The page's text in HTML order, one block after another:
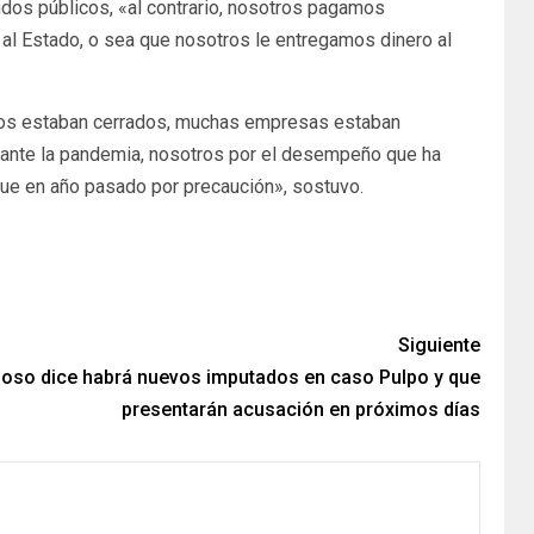
públicos, «al contrario, nosotros pagamos
Estado, o sea que nosotros le entregamos dinero al
estaban cerrados, muchas empresas estaban
la pandemia, nosotros por el desempeño que ha
en año pasado por precaución», sostuvo.
Siguiente
dice habrá nuevos imputados en caso Pulpo y que
presentarán acusación en próximos días